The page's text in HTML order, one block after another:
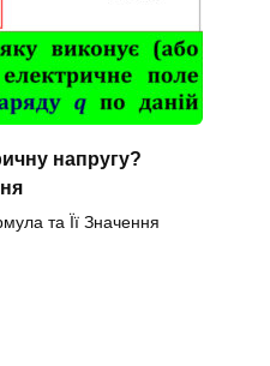
напругу?
та Її Значення